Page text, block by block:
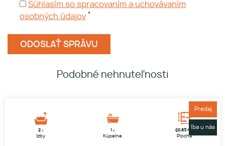
Súhlasím so spracovaním a uchovávaním
osobných údajov *
Podobné nehnuteľnosti
2x
Izby
1 x
Kúpelne
60.89 m 2
Plocha
Predaj
Iba u nás